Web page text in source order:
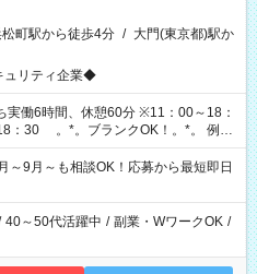
町駅から徒歩4分 / 大門(東京都)駅か
リティ企業◆
働6時間、休憩60分 ※11：00～18：
！。*。 例え
/事務/コールセンター/受付/販売/カフェ
テルフロント/化粧品販売/など 様々な
ています♪
～9月～も相談OK！応募から最短即日
40～50代活躍中 / 副業・WワークOK /